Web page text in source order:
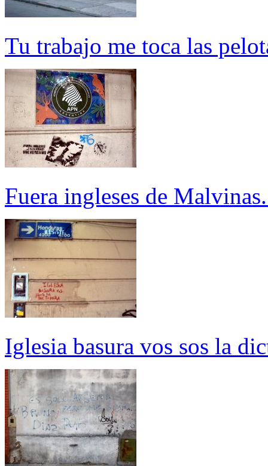
Tu trabajo me toca las
Fuera ingleses de
Iglesia basura vos sos la